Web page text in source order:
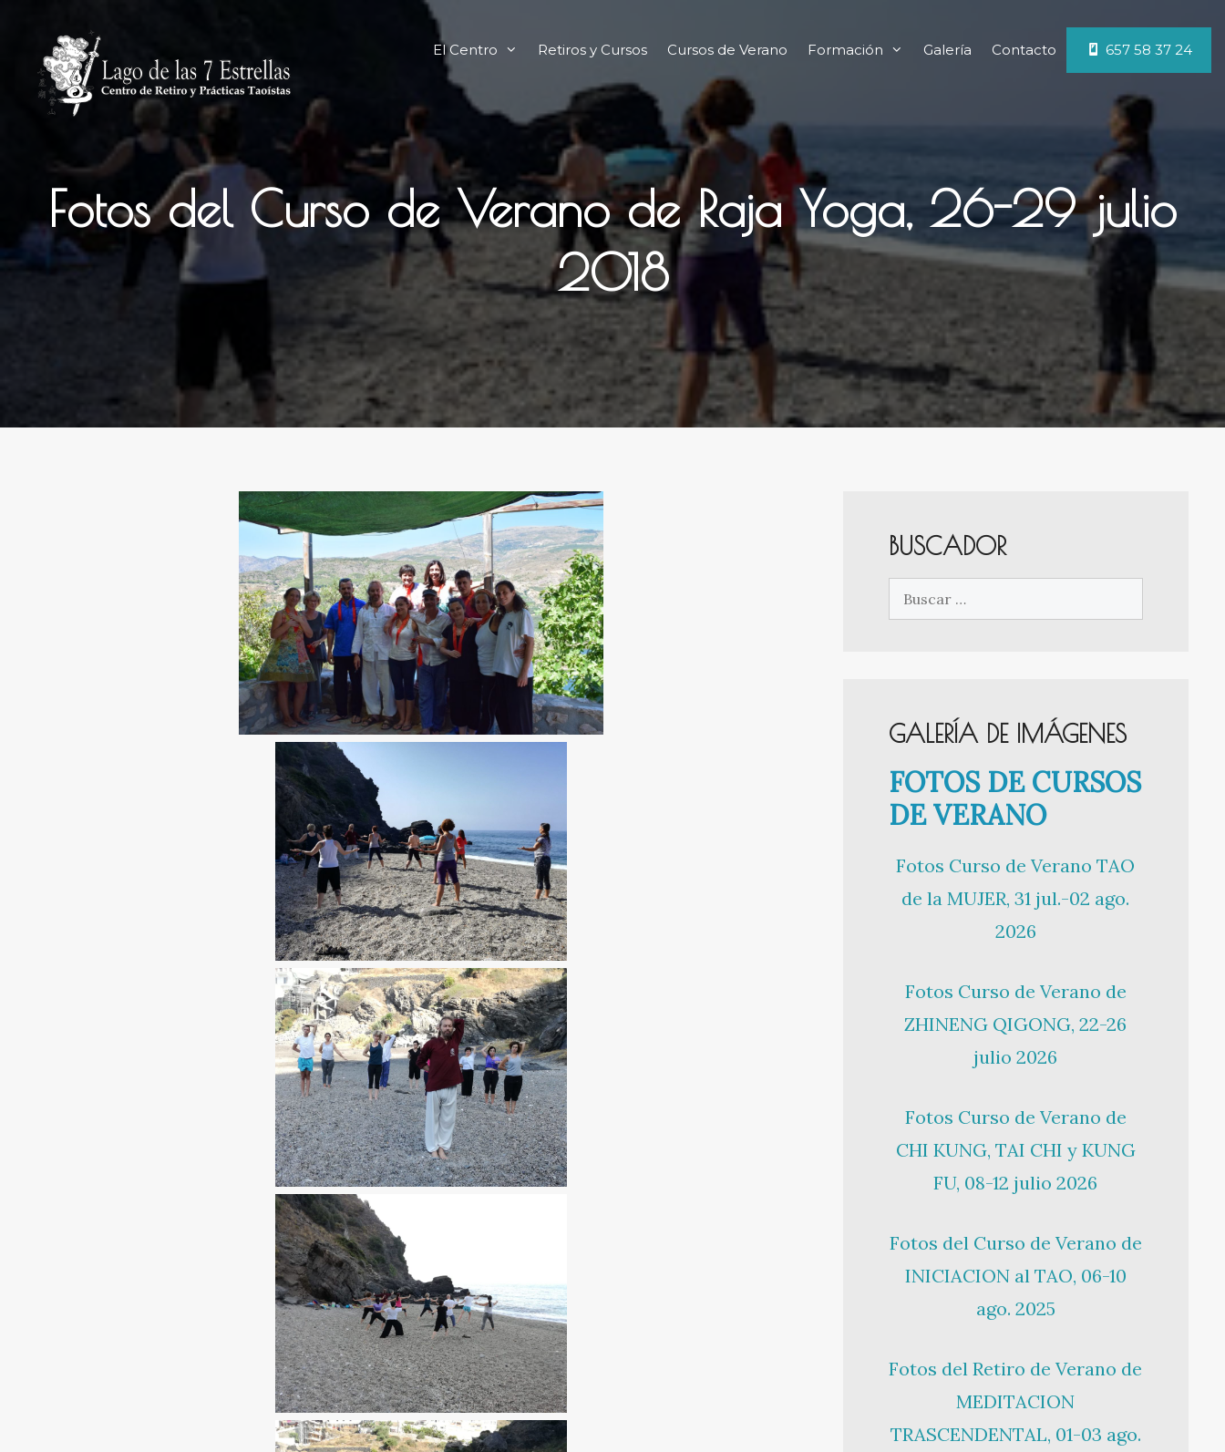
contenido
El Centro Retiros y Cursos Cursos de Verano Formación Galería Contacto 657 58 37 24
Fotos del Curso de Verano de Raja Yoga, 26-29 julio
2018
BUSCADOR
GALERÍA DE IMÁGENES
FOTOS DE CURSOS
DE VERANO
Fotos Curso de Verano TAO
de la MUJER, 31 jul.-02 ago.
2026
Fotos Curso de Verano de
ZHINENG QIGONG, 22-26
julio 2026
Fotos Curso de Verano de
CHI KUNG, TAI CHI y KUNG
FU, 08-12 julio 2026
Fotos del Curso de Verano de
INICIACION al TAO, 06-10
ago. 2025
Fotos del Retiro de Verano de
MEDITACION
TRASCENDENTAL, 01-03 ago.